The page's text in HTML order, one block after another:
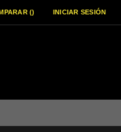
() INICIAR SESIÓN